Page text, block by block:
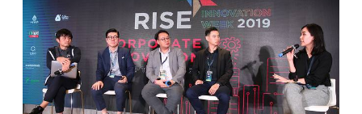
と
は？
2.
2.海
外の
フィ